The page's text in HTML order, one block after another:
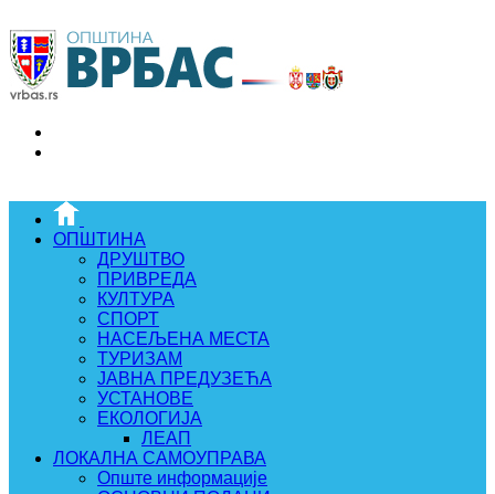
ОПШТИНА
ДРУШТВО
ПРИВРЕДА
КУЛТУРА
СПОРТ
НАСЕЉЕНА МЕСТА
ТУРИЗАМ
ЈАВНА ПРЕДУЗЕЋА
УСТАНОВЕ
ЕКОЛОГИЈА
ЛЕАП
ЛОКАЛНА САМОУПРАВА
Опште информације